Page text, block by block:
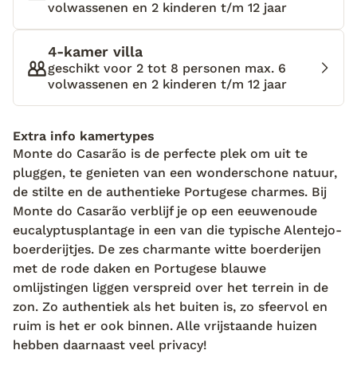
Monte do Casarão. "Als je het hebt over een
familieband!", lach ik als ik de Nederlandse eigenaren
zie. Een paar jaar geleden gingen ze hun zoon
achterna naar Portugal. Maar niet de Algarve deed
hun hart sneller kloppen, het was de provincie
Alentejo. "Hier is het mooier, rauwer én ruiger"’ lacht
sieren zes gastverblijven, allen op hun eigen berg.
"Authentieker dan dit wordt het niet", lacht hij als
we samen rondlopen. De witte Alentejo-
boerderijtjes, met hun grote leefterras en
buitenkeuken, sieren in de zon. Wynand begint te
vertellen over het buitenleven en de stilte. "Je plugt
uit en laat je onderdompelen in het Portugese
landleven." Na die rondleiding heb ik natuurlijk ook
mijn biezen gepakt, een paar goede vrienden gebeld
en ingecheckt in een van de sfeervolle boerderijtjes
van Monte do Casarão. Vaak genieten we hier ‘s
avonds op het terras van de sterrenhemel en eten
volwassenen en 2 kinderen t/m 12 jaar
4-kamer villa
geschikt voor 2 tot 8 personen max. 6
volwassenen en 2 kinderen t/m 12 jaar
Extra info kamertypes
Monte do Casarão is de perfecte plek om uit te
pluggen, te genieten van een wonderschone natuur,
de stilte en de authentieke Portugese charmes. Bij
Monte do Casarão verblijf je op een eeuwenoude
eucalyptusplantage in een van die typische Alentejo-
boerderijtjes. De zes charmante witte boerderijen
met de rode daken en Portugese blauwe
omlijstingen liggen verspreid over het terrein in de
zon. Zo authentiek als het buiten is, zo sfeervol en
ruim is het er ook binnen. Alle vrijstaande huizen
hebben daarnaast veel privacy!